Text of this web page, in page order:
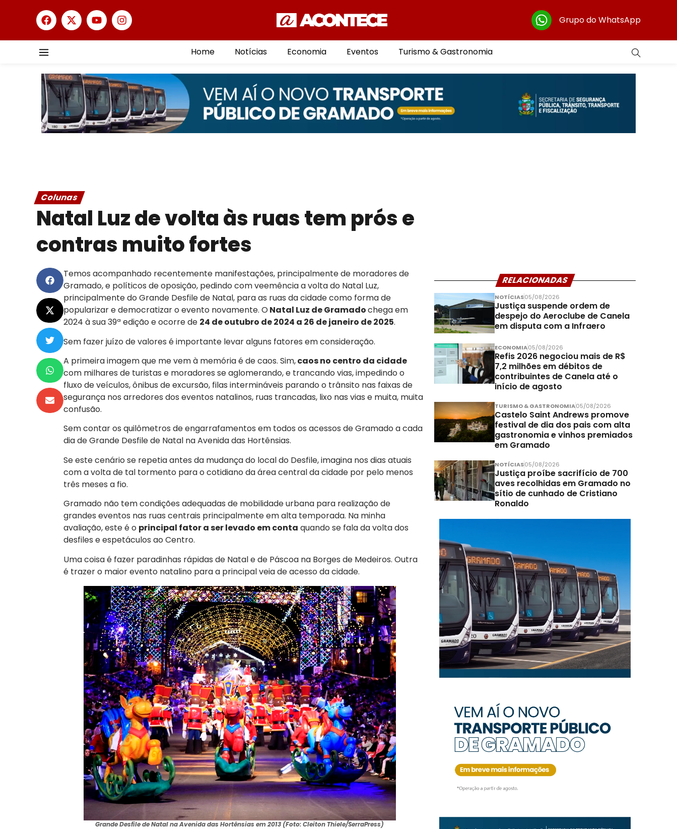
Grupo do WhatsApp
Home Notícias Economia Eventos Turismo & Gastronomia
Colunas
Natal Luz de volta às ruas tem prós e
contras muito fortes
Temos acompanhado recentemente manifestações, principalmente de moradores de
Gramado, e políticos de oposição, pedindo com veemência a volta do Natal Luz,
principalmente do Grande Desfile de Natal, para as ruas da cidade como forma de
popularizar e democratizar o evento novamente. ONatal Luz de Gramadochega em
2024 à sua 39ª edição e ocorre de 24 de outubro de 2024 a 26 de janeiro de 2025.
Sem fazer juízo de valores é importante levar alguns fatores em consideração.
A primeira imagem que me vem à memória é de caos. Sim,caos no centro da cidade
com milhares de turistas e moradores se aglomerando, e trancando vias, impedindo o
fluxo de veículos, ônibus de excursão, filas intermináveis parando o trânsito nas faixas de
segurança nos arredores dos eventos natalinos, ruas trancadas, lixo nas vias e muita, muita
confusão.
Sem contar os quilômetros de engarrafamentos em todos os acessos de Gramado a cada
dia de Grande Desfile de Natal na Avenida das Hortênsias.
Se este cenário se repetia antes da mudança do local do Desfile, imagina nos dias atuais
com a volta de tal tormento para o cotidiano da área central da cidade por pelo menos
três meses a fio.
Gramado não tem condições adequadas de mobilidade urbana para realização de
grandes eventos nas ruas centrais principalmente em alta temporada. Na minha
avaliação, este é o principal fator a ser levado em conta quando se fala da volta dos
desfiles e espetáculos ao Centro.
Uma coisa é fazer paradinhas rápidas de Natal e de Páscoa na Borges de Medeiros. Outra
é trazer o maior evento natalino para a principal veia de acesso da cidade.
Grande Desfile de Natal na Avenida das Hortênsias em 2013 (Foto: Cleiton Thiele/SerraPress)
RELACIONADAS
NOTÍCIAS05/08/2026
Justiça suspende ordem de
despejo do Aeroclube de Canela
em disputa com a Infraero
ECONOMIA05/08/2026
Refis 2026 negociou mais de R$
7,2 milhões em débitos de
contribuintes de Canela até o
início de agosto
TURISMO & GASTRONOMIA05/08/2026
Castelo Saint Andrews promove
festival de dia dos pais com alta
gastronomia e vinhos premiados
em Gramado
NOTÍCIAS05/08/2026
Justiça proíbe sacrifício de 700
aves recolhidas em Gramado no
sítio de cunhado de Cristiano
Ronaldo